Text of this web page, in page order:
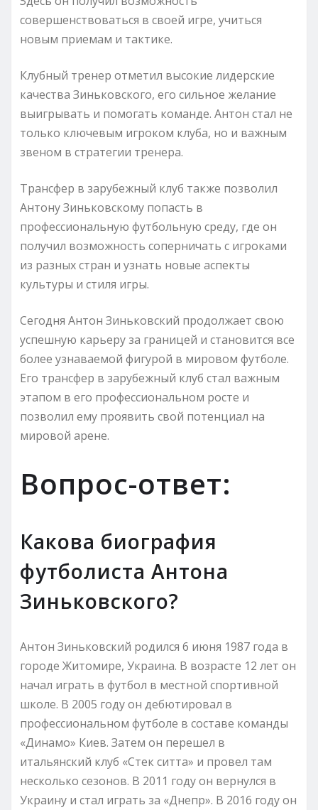
совершенствоваться в своей игре, учиться
новым приемам и тактике.
Клубный тренер отметил высокие лидерские
качества Зиньковского, его сильное желание
выигрывать и помогать команде. Антон стал не
только ключевым игроком клуба, но и важным
звеном в стратегии тренера.
Трансфер в зарубежный клуб также позволил
Антону Зиньковскому попасть в
профессиональную футбольную среду, где он
получил возможность соперничать с игроками
из разных стран и узнать новые аспекты
культуры и стиля игры.
Сегодня Антон Зиньковский продолжает свою
успешную карьеру за границей и становится все
более узнаваемой фигурой в мировом футболе.
Его трансфер в зарубежный клуб стал важным
этапом в его профессиональном росте и
позволил ему проявить свой потенциал на
мировой арене.
Вопрос-ответ:
Какова биография
футболиста Антона
Зиньковского?
Антон Зиньковский родился 6 июня 1987 года в
городе Житомире, Украина. В возрасте 12 лет он
начал играть в футбол в местной спортивной
школе. В 2005 году он дебютировал в
профессиональном футболе в составе команды
«Динамо» Киев. Затем он перешел в
итальянский клуб «Стек ситта» и провел там
несколько сезонов. В 2011 году он вернулся в
Украину и стал играть за «Днепр». В 2016 году он